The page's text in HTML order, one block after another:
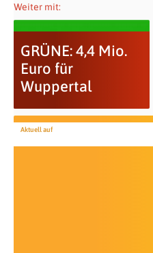
Weiter mit:
GRÜNE: 4,4 Mio.
Euro für
Wuppertal
Aktuell auf